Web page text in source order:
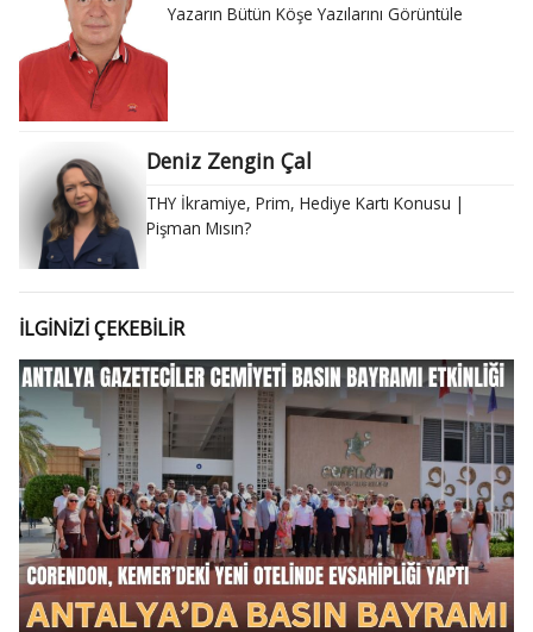
Yazarın Bütün Köşe Yazılarını Görüntüle
Deniz Zengin Çal
THY İkramiye, Prim, Hediye Kartı Konusu |
Pişman Mısın?
İLGİNİZİ ÇEKEBİLİR